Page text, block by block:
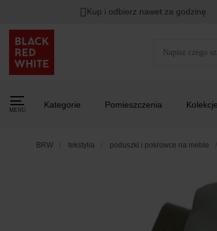
Kup i odbierz nawet za godzinę
MENU
Kategorie Pomieszczenia Kolekcje
BRW tekstylia poduszki i pokrowce na meble